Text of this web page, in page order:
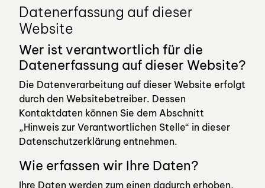
Datenerfassung auf dieser
Website
Wer ist verantwortlich für die
Datenerfassung auf dieser Website?
Die Datenverarbeitung auf dieser Website erfolgt
durch den Websitebetreiber. Dessen
Kontaktdaten können Sie dem Abschnitt
„Hinweis zur Verantwortlichen Stelle“ in dieser
Datenschutzerklärung entnehmen.
Wie erfassen wir Ihre Daten?
Ihre Daten werden zum einen dadurch erhoben,